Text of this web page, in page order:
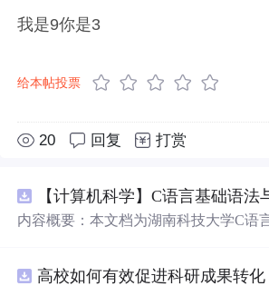
我是9你是3
给本帖投票
20 回复 打赏
内容概要：本文档为湖南科技大学C语
循环）、数组、字符串处理、函数定义